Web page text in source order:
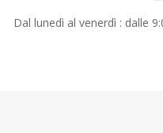
Dal lunedì al venerdì : dalle